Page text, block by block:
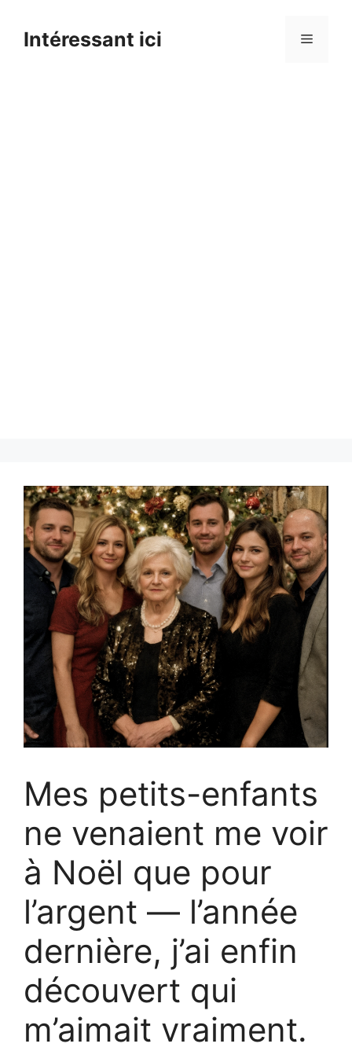
contentIntéressant ici Menu
Mes petits-enfants
ne venaient me voir
à Noël que pour
l’argent — l’année
dernière, j’ai enfin
découvert qui
m’aimait vraiment.